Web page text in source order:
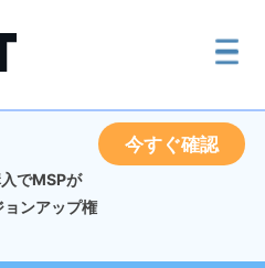
でMSPが
ンアップ権
今すぐ確認